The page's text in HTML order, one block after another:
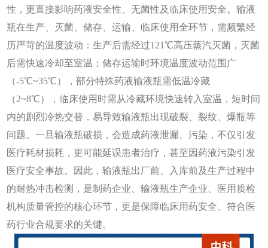
性，更直接影响药液安全性、无菌性及临床使用安全。输液
瓶在生产、灭菌、储存、运输、临床使用全环节，需频繁经
历严苛的温度波动：生产后需经过121℃高压蒸汽灭菌，灭菌
后需快速冷却至室温；储存运输时环境温度波动范围广
（-5℃~35℃），部分特殊药液输液瓶需低温冷藏
（2~8℃），临床使用时需从冷藏环境快速转入室温，短时间
内的剧烈冷热交替，易导致输液瓶出现破裂、裂纹、爆瓶等
问题。一旦输液瓶破损，会造成药液泄漏、污染，不仅引发
医疗耗材损耗，更可能延误患者治疗，甚至因药液污染引发
医疗安全事故。因此，输液瓶出厂前、入库前及生产过程中
的耐热冲击检测，是制药企业、输液瓶生产企业、医用质检
机构质量管控的核心环节，更是保障临床用药安全、符合医
药行业合规要求的关键。